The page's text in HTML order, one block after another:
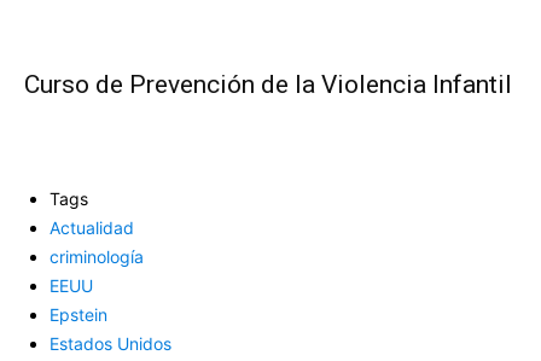
Curso de Prevención de la Violencia Infantil
Tags
Actualidad
criminología
EEUU
Epstein
Estados Unidos